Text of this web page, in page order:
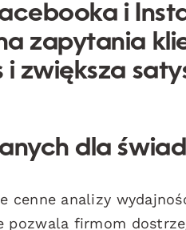
i
zapytania
i zwiększa
dla
cenne analizy
pozwala firmom